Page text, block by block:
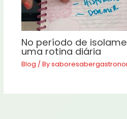
No período de
uma rotina diária
Blog / By